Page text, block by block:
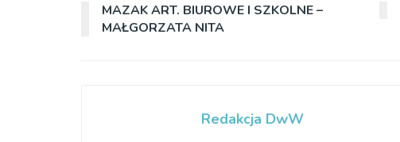
MAZAK ART. BIUROWE I SZKOLNE –
MAŁGORZATA NITA
Redakcja DwW